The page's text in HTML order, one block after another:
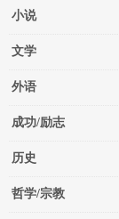
小说
文学
外语
成功/励志
历史
哲学/宗教